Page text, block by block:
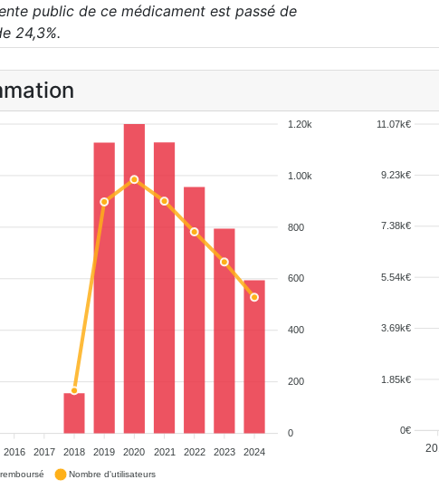
public de ce médicament est passé de
24,3%.
2016 2017 2018 2019 2020 2021 2022 2023 2024
1.20k
1.00k
800
600
400
200
0
Nombre d'utilisateurs
11.07k€
9.23k€
7.38k€
5.54k€
3.69k€
1.85k€
0€